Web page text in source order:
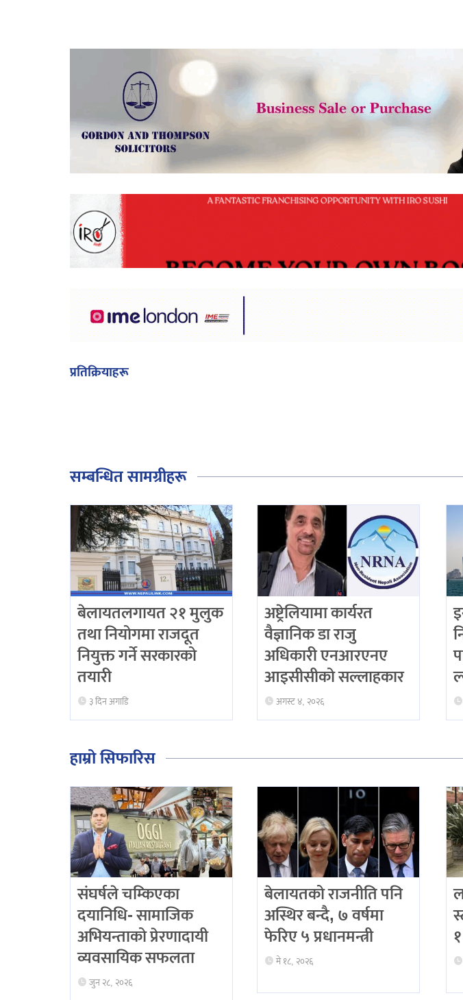
प्रतिक्रियाहरू
सम्बन्धित सामग्रीहरू
बेलायतलगायत २१ मुलुक
तथा नियोगमा राजदूत
नियुक्त गर्ने सरकारको
तयारी
३ दिन अगाडि
अष्ट्रेलियामा कार्यरत
वैज्ञानिक डा राजु
अधिकारी एनआरएनए
आइसीसीको सल्लाहकार
अगस्ट ४, २०२६
हाम्रो सिफारिस
संघर्षले चम्किएका
दयानिधि- सामाजिक
अभियन्ताको प्रेरणादायी
व्यवसायिक सफलता
जुन २८, २०२६
बेलायतको राजनीति पनि
अस्थिर बन्दै, ७ वर्षमा
फेरिए ५ प्रधानमन्त्री
मे १८, २०२६